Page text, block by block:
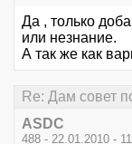
Да , только
или незнание.
А так же как
Re: Дам совет
ASDC
488 - 22.01.2010 -